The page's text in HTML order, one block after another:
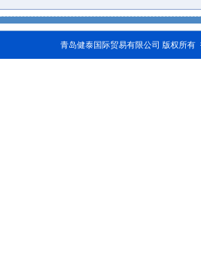
青岛健泰国际贸易有限公司 版权所有